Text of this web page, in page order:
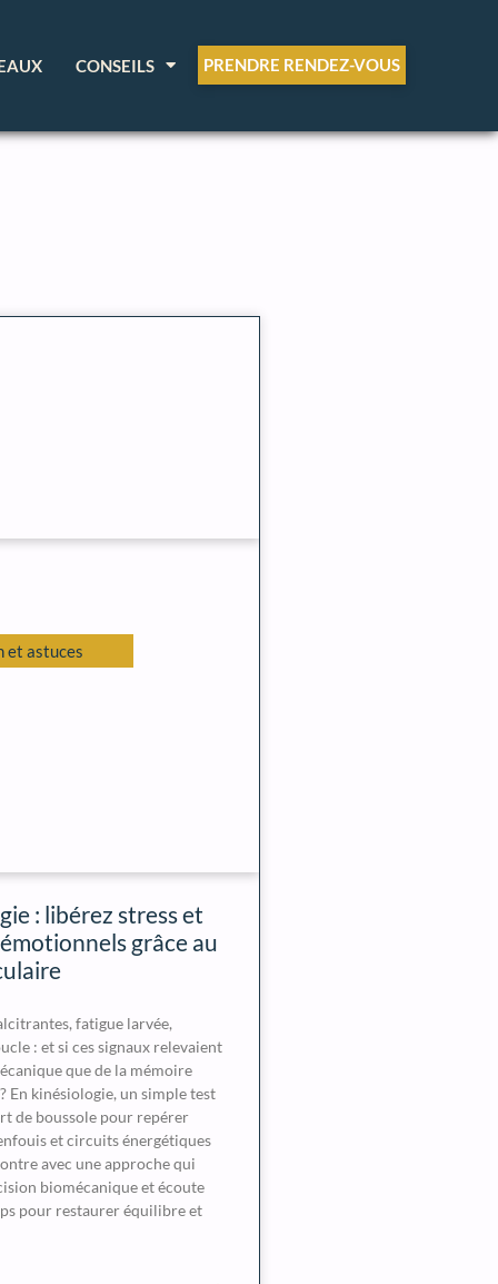
CONSEILS PRENDRE RENDEZ-VOUS
et astuces
: libérez stress et
grâce au
fatigue larvée,
: et si ces signaux relevaient
que de la mémoire
En kinésiologie, un simple test
de boussole pour repérer
et circuits énergétiques
avec une approche qui
biomécanique et écoute
pour restaurer équilibre et